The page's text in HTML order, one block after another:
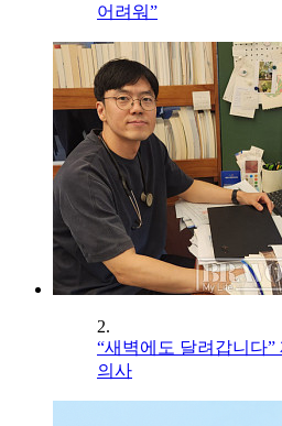
어려워”
2.
“새벽에도 달려갑니다
의사